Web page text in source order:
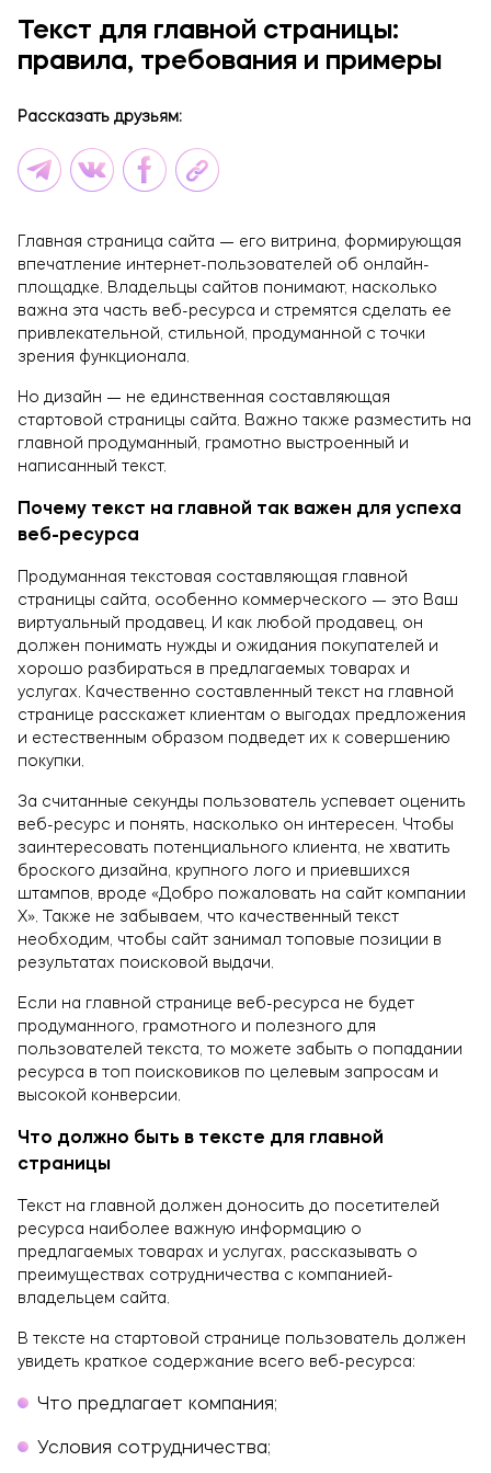
Брендинг и дизайн
Техническая поддержка сайта
О компании
Текст для главной страницы:
правила, требования и примеры
Рассказать друзьям:
Главная страница сайта — его витрина, формирующая
впечатление интернет-пользователей об онлайн-
площадке. Владельцы сайтов понимают, насколько
важна эта часть веб-ресурса и стремятся сделать ее
привлекательной, стильной, продуманной с точки
зрения функционала.
Но дизайн — не единственная составляющая
стартовой страницы сайта. Важно также разместить на
главной продуманный, грамотно выстроенный и
написанный текст.
Почему текст на главной так важен для успеха
веб-ресурса
Продуманная текстовая составляющая главной
страницы сайта, особенно коммерческого — это Ваш
виртуальный продавец. И как любой продавец, он
должен понимать нужды и ожидания покупателей и
хорошо разбираться в предлагаемых товарах и
услугах. Качественно составленный текст на главной
странице расскажет клиентам о выгодах предложения
и естественным образом подведет их к совершению
покупки.
За считанные секунды пользователь успевает оценить
веб-ресурс и понять, насколько он интересен. Чтобы
заинтересовать потенциального клиента, не хватить
броского дизайна, крупного лого и приевшихся
штампов, вроде «Добро пожаловать на сайт компании
Х». Также не забываем, что качественный текст
необходим, чтобы сайт занимал топовые позиции в
результатах поисковой выдачи.
Если на главной странице веб-ресурса не будет
продуманного, грамотного и полезного для
пользователей текста, то можете забыть о попадании
ресурса в топ поисковиков по целевым запросам и
высокой конверсии.
Что должно быть в тексте для главной
страницы
Текст на главной должен доносить до посетителей
ресурса наиболее важную информацию о
предлагаемых товарах и услугах, рассказывать о
преимуществах сотрудничества с компанией-
владельцем сайта.
В тексте на стартовой странице пользователь должен
увидеть краткое содержание всего веб-ресурса:
что предлагает компания;
условия сотрудничества;